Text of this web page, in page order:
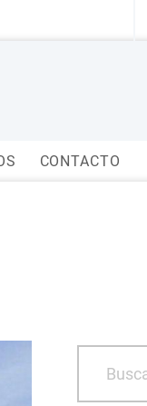
CONTACTO